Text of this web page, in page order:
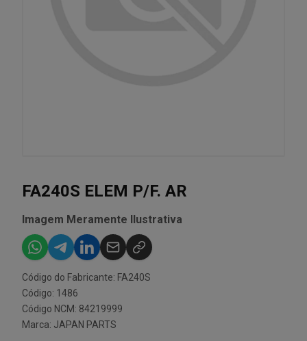
FA240S ELEM P/F. AR
Imagem Meramente Ilustrativa
Código do Fabricante: FA240S
Código: 1486
Código NCM: 84219999
Marca: JAPAN PARTS